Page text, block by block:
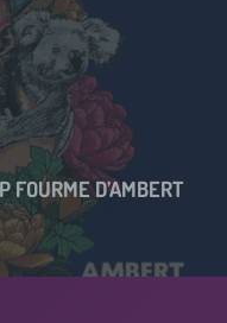
FOURME D’AMBERT